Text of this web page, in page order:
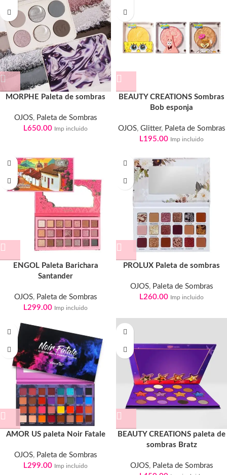
MORPHE Paleta de sombras
OJOS, Paleta de Sombras
L650.00 Imp incluido
BEAUTY CREATIONS Sombras
Bob esponja
OJOS, Glitter, Paleta de Sombras
L195.00 Imp incluido
ENGOL Paleta Barichara
Santander
OJOS, Paleta de Sombras
L299.00 Imp incluido
PROLUX Paleta de sombras
OJOS, Paleta de Sombras
L260.00 Imp incluido
AMOR US paleta Noir Fatale
OJOS, Paleta de Sombras
L299.00 Imp incluido
BEAUTY CREATIONS paleta de
sombras Bratz
OJOS, Paleta de Sombras